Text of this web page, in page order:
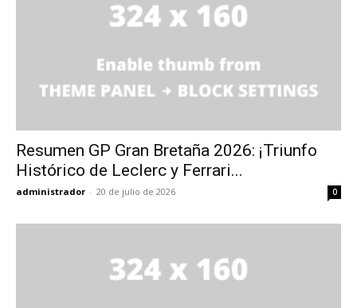
Resumen GP Gran Bretaña 2026: ¡Triunfo
Histórico de Leclerc y Ferrari...
administrador - 20 de julio de 2026 0